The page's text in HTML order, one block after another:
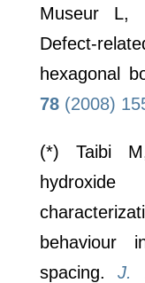
Museur L,
Defect-
hexagonal
78(2008)
(*) Taibi
behaviour
spacing.J.